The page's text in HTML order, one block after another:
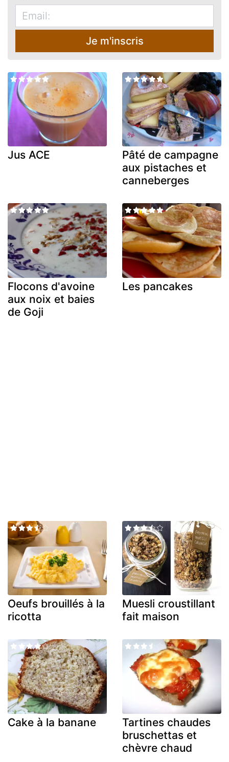
Je m'inscris
Jus ACE
Pâté de campagne
aux pistaches et
canneberges
Flocons d'avoine
aux noix et baies
de Goji
Les pancakes
Oeufs brouillés à la
ricotta
Muesli croustillant
fait maison
Cake à la banane
Tartines chaudes
bruschettas et
chèvre chaud